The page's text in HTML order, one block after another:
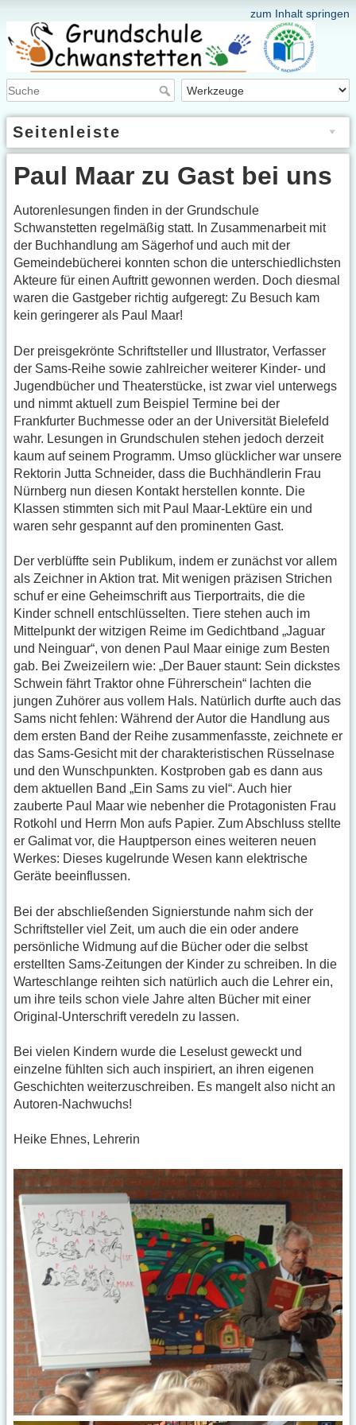
zum Inhalt springen
Seitenleiste
Paul Maar zu Gast bei uns
Autorenlesungen finden in der Grundschule
Schwanstetten regelmäßig statt. In Zusammenarbeit mit
der Buchhandlung am Sägerhof und auch mit der
Gemeindebücherei konnten schon die unterschiedlichsten
Akteure für einen Auftritt gewonnen werden. Doch diesmal
waren die Gastgeber richtig aufgeregt: Zu Besuch kam
kein geringerer als Paul Maar!
Der preisgekrönte Schriftsteller und Illustrator, Verfasser
der Sams-Reihe sowie zahlreicher weiterer Kinder- und
Jugendbücher und Theaterstücke, ist zwar viel unterwegs
und nimmt aktuell zum Beispiel Termine bei der
Frankfurter Buchmesse oder an der Universität Bielefeld
wahr. Lesungen in Grundschulen stehen jedoch derzeit
kaum auf seinem Programm. Umso glücklicher war unsere
Rektorin Jutta Schneider, dass die Buchhändlerin Frau
Nürnberg nun diesen Kontakt herstellen konnte. Die
Klassen stimmten sich mit Paul Maar-Lektüre ein und
waren sehr gespannt auf den prominenten Gast.
Der verblüffte sein Publikum, indem er zunächst vor allem
als Zeichner in Aktion trat. Mit wenigen präzisen Strichen
schuf er eine Geheimschrift aus Tierportraits, die die
Kinder schnell entschlüsselten. Tiere stehen auch im
Mittelpunkt der witzigen Reime im Gedichtband „Jaguar
und Neinguar“, von denen Paul Maar einige zum Besten
gab. Bei Zweizeilern wie: „Der Bauer staunt: Sein dickstes
Schwein fährt Traktor ohne Führerschein“ lachten die
jungen Zuhörer aus vollem Hals. Natürlich durfte auch das
Sams nicht fehlen: Während der Autor die Handlung aus
dem ersten Band der Reihe zusammenfasste, zeichnete er
das Sams-Gesicht mit der charakteristischen Rüsselnase
und den Wunschpunkten. Kostproben gab es dann aus
dem aktuellen Band „Ein Sams zu viel“. Auch hier
zauberte Paul Maar wie nebenher die Protagonisten Frau
Rotkohl und Herrn Mon aufs Papier. Zum Abschluss stellte
er Galimat vor, die Hauptperson eines weiteren neuen
Werkes: Dieses kugelrunde Wesen kann elektrische
Geräte beeinflussen.
Bei der abschließenden Signierstunde nahm sich der
Schriftsteller viel Zeit, um auch die ein oder andere
persönliche Widmung auf die Bücher oder die selbst
erstellten Sams-Zeitungen der Kinder zu schreiben. In die
Warteschlange reihten sich natürlich auch die Lehrer ein,
um ihre teils schon viele Jahre alten Bücher mit einer
Original-Unterschrift veredeln zu lassen.
Bei vielen Kindern wurde die Leselust geweckt und
einzelne fühlten sich auch inspiriert, an ihren eigenen
Geschichten weiterzuschreiben. Es mangelt also nicht an
Autoren-Nachwuchs!
Heike Ehnes, Lehrerin